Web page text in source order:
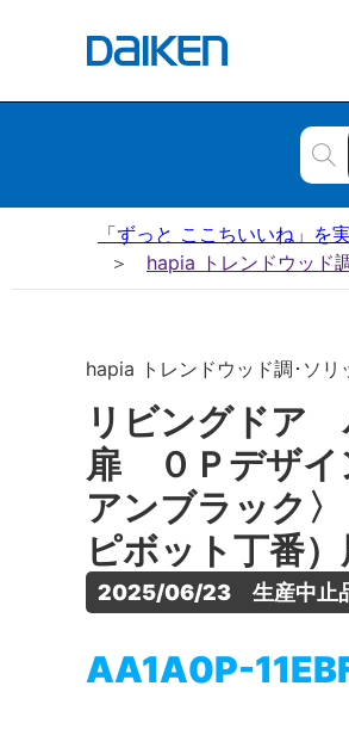
「ずっと ここちいいね」
hapia トレンドウッド
hapia トレンドウッド調･ソ
リビングドア
扉 ０Ｐデザ
アンブラック
ピボット丁番）
2025/06/23　生産中止
AA1A0P-